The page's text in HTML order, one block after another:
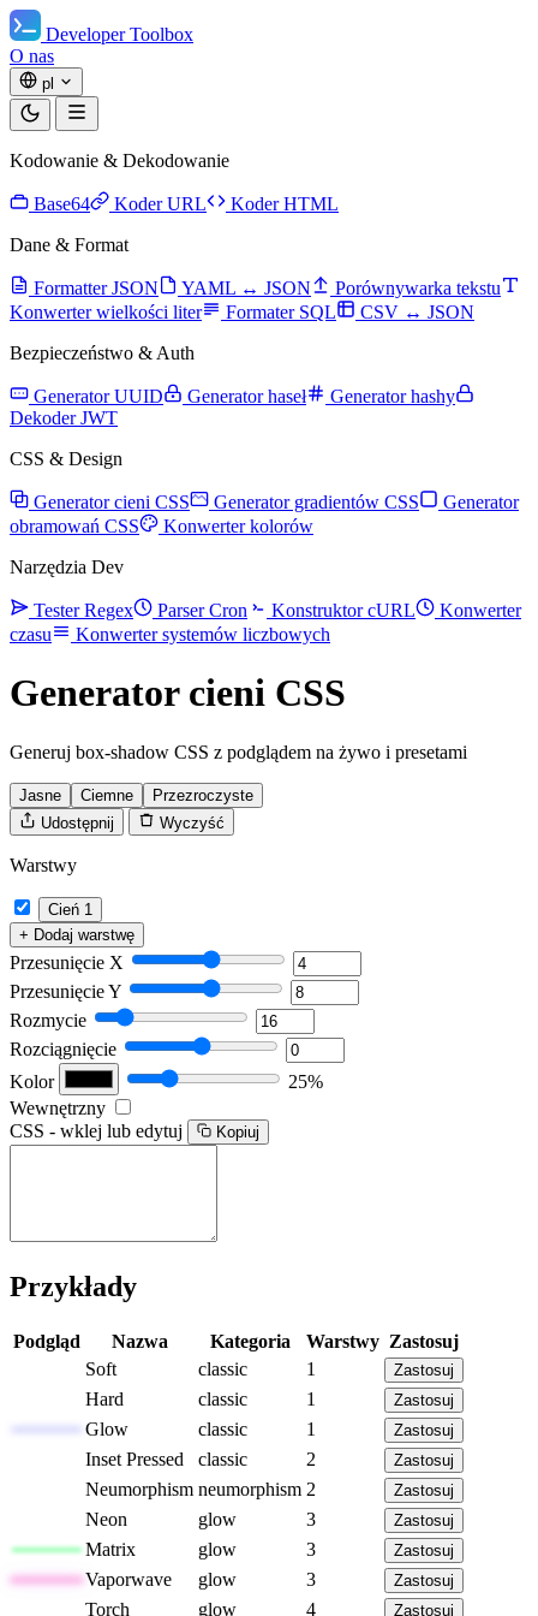
Developer Toolbox
O nas
pl
Kodowanie & Dekodowanie
Base64 Koder URL
Koder HTML
Dane & Format
Formatter JSON YAML ↔ JSON
Porównywarka tekstu
Konwerter wielkości liter
Formater SQL
CSV ↔ JSON
Bezpieczeństwo & Auth
Generator UUID Generator haseł
Generator hashy
Dekoder JWT
CSS & Design
Generator cieni CSS Generator gradientów CSS
Generator
obramowań CSS
Konwerter kolorów
Narzędzia Dev
Tester Regex Parser Cron Konstruktor cURL
Konwerter
czasu
Konwerter systemów liczbowych
Generator cieni CSS
Generuj box-shadow CSS z podglądem na żywo i presetami
Jasne Ciemne
Przezroczyste
Udostępnij
Wyczyść
Warstwy
Cień 1
+ Dodaj warstwę
Przesunięcie X
Przesunięcie Y
Rozmycie
Rozciągnięcie
Kolor
25%
Wewnętrzny
CSS - wklej lub edytuj
Kopiuj
Przykłady
Podgląd Nazwa Kategoria Warstwy Zastosuj
Soft
classic 1 Zastosuj
Hard classic 1 Zastosuj
Glow classic 1 Zastosuj
Inset Pressed classic 2 Zastosuj
Neumorphism neumorphism 2 Zastosuj
Neon glow 3 Zastosuj
Matrix glow 3 Zastosuj
Vaporwave glow 3 Zastosuj
Torch glow 4 Zastosuj